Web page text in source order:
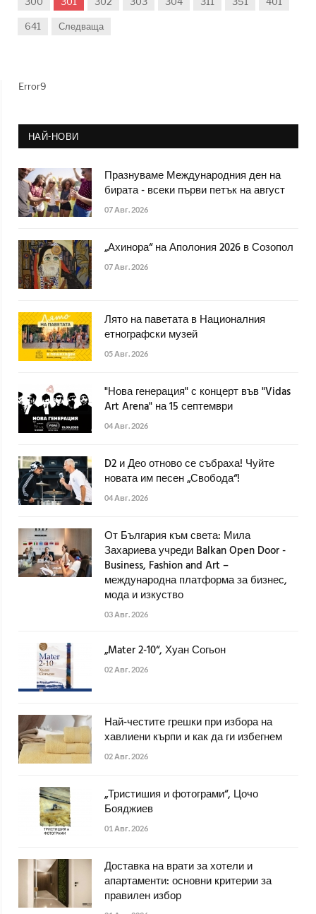
641 Следваща
Error9
НАЙ-НОВИ
Празнуваме Международния ден на
бирата - всеки първи петък на август
07 Авг. 2026
„Ахинора“ на Аполония 2026 в Созопол
07 Авг. 2026
Лято на паветата в Националния
етнографски музей
05 Авг. 2026
"Нова генерация" с концерт във "Vidas
Art Arena" на 15 септември
04 Авг. 2026
D2 и Део отново се събраха! Чуйте
новата им песен „Свобода“!
04 Авг. 2026
От България към света: Мила
Захариева учреди Balkan Open Door -
Business, Fashion and Art –
международна платформа за бизнес,
мода и изкуство
03 Авг. 2026
„Mater 2-10“, Хуан Согьон
02 Авг. 2026
Най-честите грешки при избора на
хавлиени кърпи и как да ги избегнем
02 Авг. 2026
„Тристишия и фотограми“, Цочо
Бояджиев
01 Авг. 2026
Доставка на врати за хотели и
апартаменти: основни критерии за
правилен избор